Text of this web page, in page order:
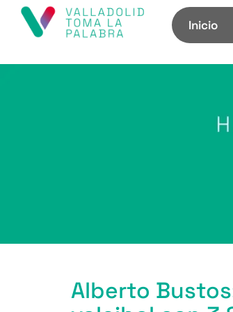
Inicio
Alberto